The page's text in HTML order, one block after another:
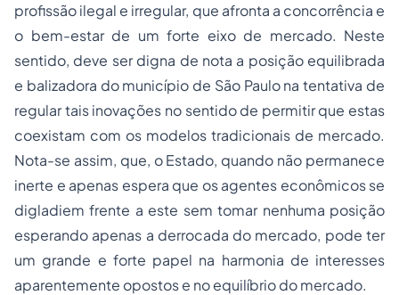
profissão ilegal e irregular, que afronta a concorrência e
o bem-estar de um forte eixo de mercado. Neste
sentido, deve ser digna de nota a posição equilibrada
e balizadora do município de São Paulo na tentativa de
regular tais inovações no sentido de permitir que estas
coexistam com os modelos tradicionais de mercado.
Nota-se assim, que, o Estado, quando não permanece
inerte e apenas espera que os agentes econômicos se
digladiem frente a este sem tomar nenhuma posição
esperando apenas a derrocada do mercado, pode ter
um grande e forte papel na harmonia de interesses
aparentemente opostos e no equilíbrio do mercado.